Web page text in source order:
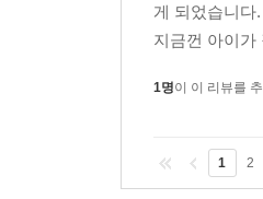
게 되었습니다
지금껀 아이
1명이 이 리뷰를
1 2